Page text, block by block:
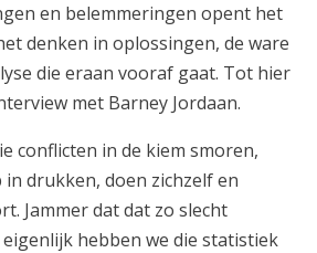
en belemmeringen opent het
denken in oplossingen, de ware
die eraan vooraf gaat. Tot hier
met Barney Jordaan.
conflicten in de kiem smoren,
drukken, doen zichzelf en
Jammer dat dat zo slecht
hebben we die statistiek